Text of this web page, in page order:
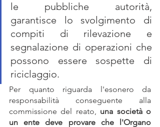
le pubbliche autorità,
garantisce lo svolgimento di
compiti di rilevazione e
segnalazione di operazioni che
possono essere sospette di
riciclaggio.
Per quanto riguarda l'esonero da
responsabilità conseguente alla
commissione del reato, una società o
un ente deve provare che l'Organo